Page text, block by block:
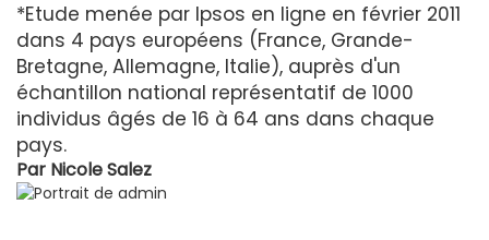
*Etude menée par Ipsos en ligne en février 2011
dans 4 pays européens (France, Grande-
Bretagne, Allemagne, Italie), auprès d'un
échantillon national représentatif de 1000
individus âgés de 16 à 64 ans dans chaque
pays.
Par Nicole Salez